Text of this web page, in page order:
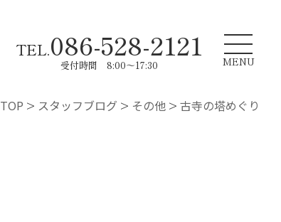
TEL.086-528-2121
受付時間 8:00～17:30 MENU
TOP > スタッフブログ > その他 > 古寺の塔めぐり